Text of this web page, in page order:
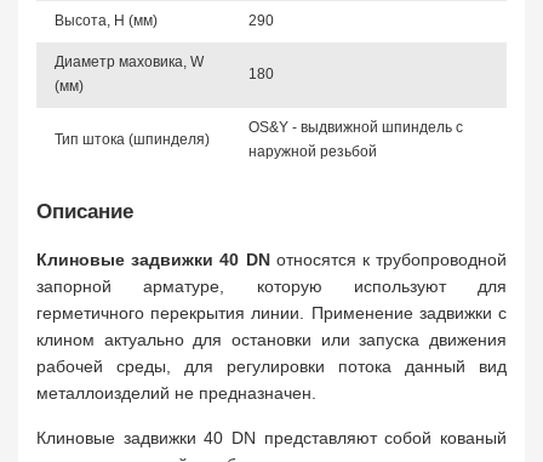
Высота, Н (мм) 290
Диаметр маховика, W
(мм)
180
Тип штока (шпинделя)
OS&Y - выдвижной шпиндель с
наружной резьбой
Описание
Клиновые задвижки 40 DNотносятся к трубопроводной
запорной арматуре, которую используют для
герметичного перекрытия линии. Применение задвижки с
клином актуально для остановки или запуска движения
рабочей среды, для регулировки потока данный вид
металлоизделий не предназначен.
Клиновые задвижки 40 DN представляют собой кованый